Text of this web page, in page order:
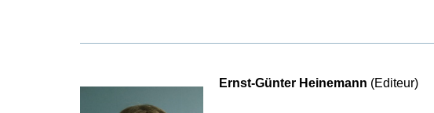
Ernst-Günter Heinemann (Editeur)